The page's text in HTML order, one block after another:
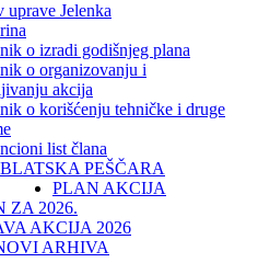
uprave Jelenka
o izradi godišnjeg plana
o organizovanju i
akcija
o korišćenju tehničke i druge
list člana
PEŠČARA
PLAN AKCIJA
ZA 2026.
AKCIJA 2026
ARHIVA